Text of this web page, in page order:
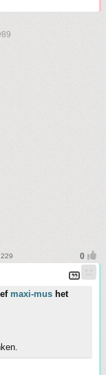
maxi-mus het